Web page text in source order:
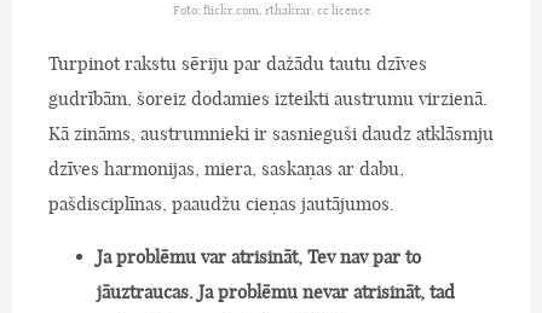
Foto: flickr.com, rthakrar, cc licence
Turpinot rakstu sēriju par dažādu tautu dzīves
gudrībām, šoreiz dodamies izteikti austrumu virzienā.
Kā zināms, austrumnieki ir sasnieguši daudz atklāsmju
dzīves harmonijas, miera, saskaņas ar dabu,
pašdisciplīnas, paaudžu cieņas jautājumos.
Ja problēmu var atrisināt, Tev nav par to
jāuztraucas. Ja problēmu nevar atrisināt, tad